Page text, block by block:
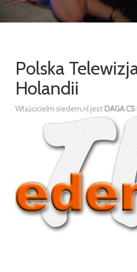
Polska
Holandii
Właścicielm siedem.nl jest DAGA CS